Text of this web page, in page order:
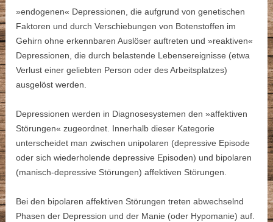
»endogenen« Depressionen, die aufgrund von genetischen
Faktoren und durch Verschiebungen von Botenstoffen im
Gehirn ohne erkennbaren Auslöser auftreten und »reaktiven«
Depressionen, die durch belastende Lebensereignisse (etwa
Verlust einer geliebten Person oder des Arbeitsplatzes)
ausgelöst werden.
Depressionen werden in Diagnosesystemen den »affektiven
Störungen« zugeordnet. Innerhalb dieser Kategorie
unterscheidet man zwischen unipolaren (depressive Episode
oder sich wiederholende depressive Episoden) und bipolaren
(manisch-depressive Störungen) affektiven Störungen.
Bei den bipolaren affektiven Störungen treten abwechselnd
Phasen der Depression und der Manie (oder Hypomanie) auf.